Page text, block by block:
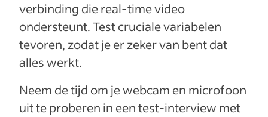
verbinding die real-time video
ondersteunt. Test cruciale variabelen
tevoren, zodat je er zeker van bent dat
alles werkt.
Neem de tijd om je webcam en microfoon
uit te proberen in een test-interview met